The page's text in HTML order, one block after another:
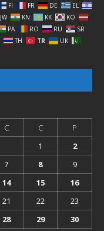
FI FR DE
EL
JW KN KK
KO
PA RO RU
SR
TH TR
UK
C C
P
1
2
7 8
9
14 15
16
21 22
23
28 29
30